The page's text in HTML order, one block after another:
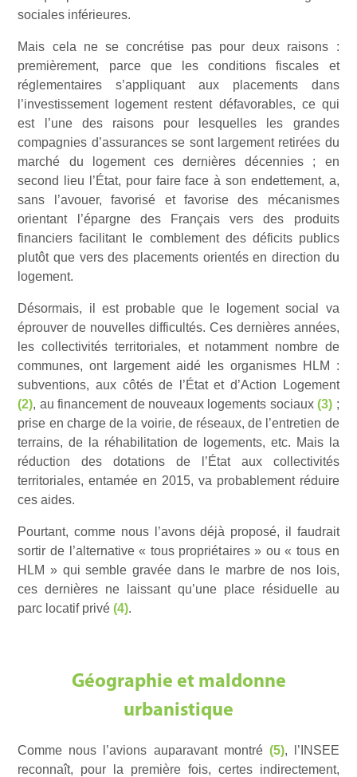
sociales inférieures.
Mais cela ne se concrétise pas pour deux raisons :
premièrement, parce que les conditions fiscales et
réglementaires s’appliquant aux placements dans
l’investissement logement restent défavorables, ce qui
est l’une des raisons pour lesquelles les grandes
compagnies d’assurances se sont largement retirées du
marché du logement ces dernières décennies ; en
second lieu l’État, pour faire face à son endettement, a,
sans l’avouer, favorisé et favorise des mécanismes
orientant l’épargne des Français vers des produits
financiers facilitant le comblement des déficits publics
plutôt que vers des placements orientés en direction du
logement.
Désormais, il est probable que le logement social va
éprouver de nouvelles difficultés. Ces dernières années,
les collectivités territoriales, et notamment nombre de
communes, ont largement aidé les organismes HLM :
subventions, aux côtés de l’État et d’Action Logement
(2), au financement de nouveaux logements sociaux(3) ;
prise en charge de la voirie, de réseaux, de l’entretien de
terrains, de la réhabilitation de logements, etc. Mais la
réduction des dotations de l’État aux collectivités
territoriales, entamée en 2015, va probablement réduire
ces aides.
Pourtant, comme nous l’avons déjà proposé, il faudrait
sortir de l’alternative « tous propriétaires » ou « tous en
HLM » qui semble gravée dans le marbre de nos lois,
ces dernières ne laissant qu’une place résiduelle au
parc locatif privé(4).
Géographie et maldonne
urbanistique
Comme nous l’avions auparavant montré (5), l’INSEE
reconnaît, pour la première fois, certes indirectement,